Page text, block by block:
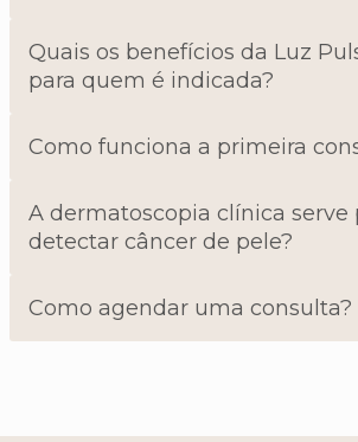
Quais os benefícios da Luz
para quem é indicada?
Como funciona a primeira
A dermatoscopia clínica serve
detectar câncer de pele?
Como agendar uma consulta?